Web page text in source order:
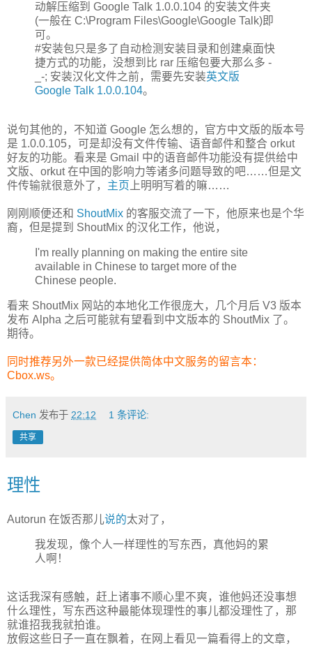
动解压缩到 Google Talk 1.0.0.104 的安装文件夹
(一般在 C:\Program Files\Google\Google Talk)即
可。
#安装包只是多了自动检测安装目录和创建桌面快
捷方式的功能，没想到比 rar 压缩包要大那么多 -
_-; 安装汉化文件之前，需要先安装英文版
Google Talk 1.0.0.104。
说句其他的，不知道 Google 怎么想的，官方中文版的版本号
是 1.0.0.105，可是却没有文件传输、语音邮件和整合 orkut
好友的功能。看来是 Gmail 中的语音邮件功能没有提供给中
文版、orkut 在中国的影响力等诸多问题导致的吧……但是文
件传输就很意外了， 主页 上明明写着的嘛……
刚刚顺便还和 ShoutMix 的客服交流了一下，他原来也是个华
裔，但是提到 ShoutMix 的汉化工作，他说，
I'm really planning on making the entire site
available in Chinese to target more of the
Chinese people.
看来 ShoutMix 网站的本地化工作很庞大，几个月后 V3 版本
发布 Alpha 之后可能就有望看到中文版本的 ShoutMix 了。
期待。
同时推荐另外一款已经提供简体中文服务的留言本：
Cbox.ws。
Chen 发布于 22:12 1 条评论:
共享
理性
Autorun 在饭否那儿说的太对了，
我发现，像个人一样理性的写东西，真他妈的累
人啊！
这话我深有感触，赶上诸事不顺心里不爽，谁他妈还没事想
什么理性，写东西这种最能体现理性的事儿都没理性了，那
就谁招我我就拍谁。
放假这些日子一直在飘着，在网上看见一篇看得上的文章，